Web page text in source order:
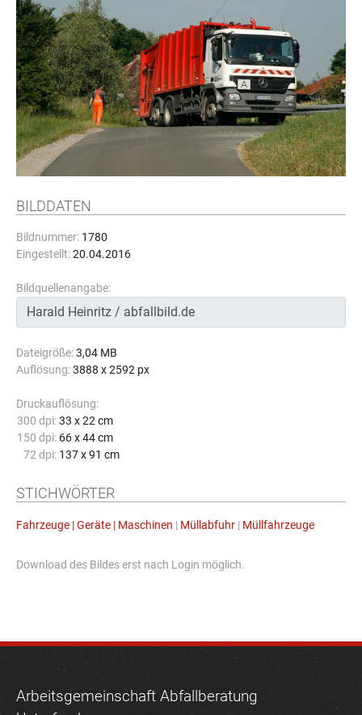
BILDDATEN
Bildnummer: 1780
Eingestellt:20.04.2016
Bildquellenangabe:
Dateigröße:3,04 MB
Auflösung:3888 x 2592 px
Druckauflösung:
300 dpi: 33 x 22 cm
150 dpi: 66 x 44 cm
72 dpi: 137 x 91 cm
STICHWÖRTER
Fahrzeuge | Geräte | Maschinen | Müllabfuhr | Müllfahrzeuge
Download des Bildes erst nach Login möglich.
Arbeitsgemeinschaft Abfallberatung